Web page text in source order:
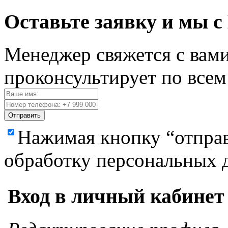
Оставьте заявку и мы
Менеджер свяжется с
проконсультирует по
Отправить
Нажимая кнопку
обработку персональных
Вход в личный кабинет